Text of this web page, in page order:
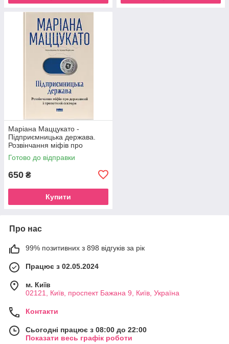
Маріана Маццукато -
Підприємницька держава.
Розвінчання міфів про
державний і приватний
сектори
Готово до відправки
650 ₴
Купити
Про нас
99% позитивних з 898 відгуків за рік
Працює з 02.05.2024
м. Київ
02121, Київ, проспект Бажана 9, Київ, Україна
Контакти
Сьогодні працює з 08:00 до 22:00
Показати весь графік роботи